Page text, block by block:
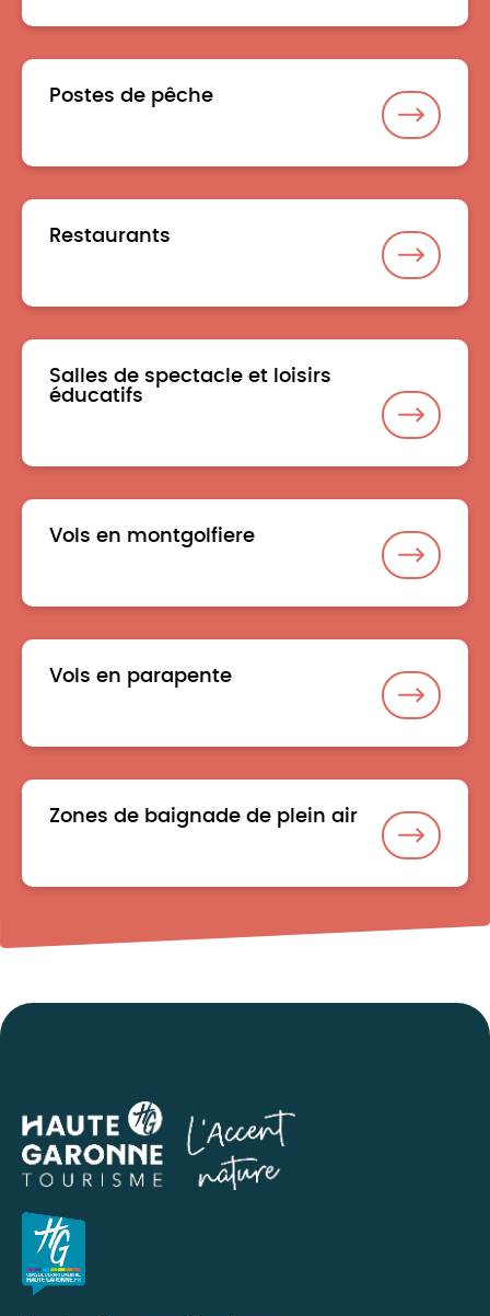
Postes de pêche
Restaurants
Salles de spectacle et loisirs
éducatifs
Vols en montgolfiere
Vols en parapente
Zones de baignade de plein air